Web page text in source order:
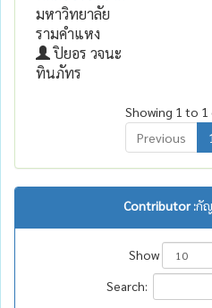
มหาวิทยาลัย
รามคำแหง
ปิยอร วจนะ
ทินภัทร
Showing 1 to
Previous
1
Contributor :กั
Show
Search: